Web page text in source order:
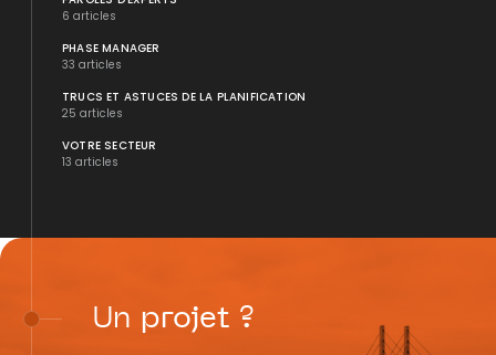
6 articles
PHASE MANAGER
33 articles
TRUCS ET ASTUCES DE LA PLANIFICATION
25 articles
VOTRE SECTEUR
13 articles
Un projet ?